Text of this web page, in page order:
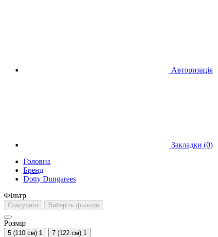
Авторизація
Закладки (0)
Головна
Бренд
Dotty Dungarees
Фільтр
Скасувати Виберіть фільтри
Розмір
5 (110 см) 1 7 (122 см) 1